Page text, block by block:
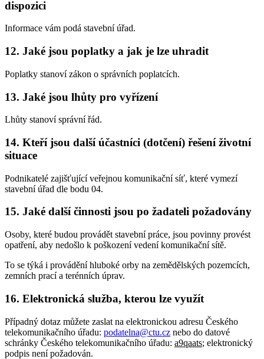
dispozici
Informace vám podá stavební úřad.
12. Jaké jsou poplatky a jak je lze uhradit
Poplatky stanoví zákon o správních poplatcích.
13. Jaké jsou lhůty pro vyřízení
Lhůty stanoví správní řád.
14. Kteří jsou další účastníci (dotčení) řešení životní
situace
Podnikatelé zajišťující veřejnou komunikační síť, které vymezí
stavební úřad dle bodu 04.
15. Jaké další činnosti jsou po žadateli požadovány
Osoby, které budou provádět stavební práce, jsou povinny provést
opatření, aby nedošlo k poškození vedení komunikační sítě.
To se týká i provádění hluboké orby na zemědělských pozemcích,
zemních prací a terénních úprav.
16. Elektronická služba, kterou lze využít
Případný dotaz můžete zaslat na elektronickou adresu Českého
telekomunikačního úřadu: podatelna@ctu.cz nebo do datové
schránky Českého telekomunikačního úřadu: a9qaats; elektronický
podpis není požadován.